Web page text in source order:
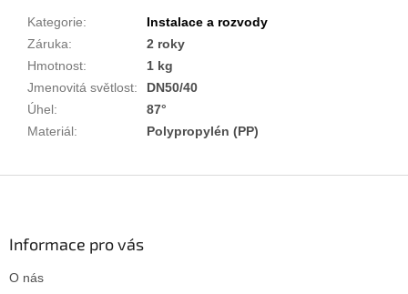
Kategorie:
Instalace a rozvody
Záruka:
2 roky
Hmotnost:
1 kg
Jmenovitá světlost:
DN50/40
Úhel:
87°
Materiál: Polypropylén (PP)
Informace pro vás
O nás